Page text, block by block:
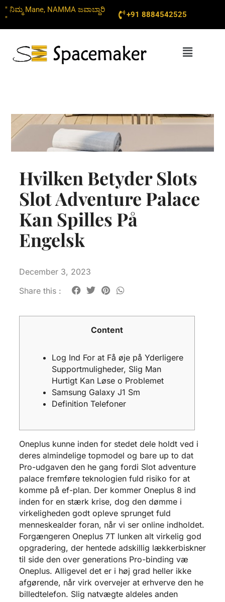
Skip
to
content
" ನಿಮ್ಮ Mane, NAMMA ಜವಾಬ್ದಾರಿ
"
+91 8884542525
Menu
Hvilken Betyder Slots
Slot Adventure Palace
Kan Spilles På
Engelsk
December 3, 2023
Share this :
Content
Log Ind For at Få øje på Yderligere
Supportmuligheder, Slig Man
Hurtigt Kan Løse o Problemet
Samsung Galaxy J1 Sm
Definition Telefoner
Oneplus kunne inden for stedet dele holdt ved i
deres almindelige topmodel og bare up to dat
Pro-udgaven den he gang fordi Slot adventure
palacefremføre teknologien fuld risiko for at
komme på ef-plan. Der kommer Oneplus 8 ind
inden for en stærk krise, dog den dømme i
virkeligheden godt opleve sprunget fuld
menneskealder foran, når vi ser online indholdet.
Forgængeren Oneplus 7T lunken alt virkelig god
opgradering, der hentede adskillig lækkerbiskner
til side den over generations Pro-binding væ
Oneplus. Alligevel det er i høj grad heller ikke
afgørende, når virk overvejer at erhverve den he
billedtelefon. Slig natvægte aldeles anden